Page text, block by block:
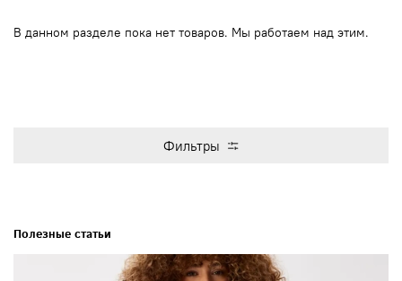
В данном разделе пока нет товаров. Мы работаем над этим.
Фильтры
Полезные статьи